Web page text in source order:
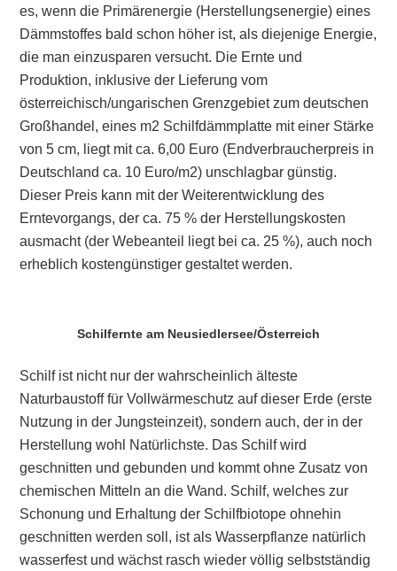
es, wenn die Primärenergie (Herstellungsenergie) eines
Dämmstoffes bald schon höher ist, als diejenige Energie,
die man einzusparen versucht. Die Ernte und
Produktion, inklusive der Lieferung vom
österreichisch/ungarischen Grenzgebiet zum deutschen
Großhandel, eines m2 Schilfdämmplatte mit einer Stärke
von 5 cm, liegt mit ca. 6,00 Euro (Endverbraucherpreis in
Deutschland ca. 10 Euro/m2) unschlagbar günstig.
Dieser Preis kann mit der Weiterentwicklung des
Erntevorgangs, der ca. 75 % der Herstellungskosten
ausmacht (der Webeanteil liegt bei ca. 25 %), auch noch
erheblich kostengünstiger gestaltet werden.
Schilfernte am Neusiedlersee/Österreich
Schilf ist nicht nur der wahrscheinlich älteste
Naturbaustoff für Vollwärmeschutz auf dieser Erde (erste
Nutzung in der Jungsteinzeit), sondern auch, der in der
Herstellung wohl Natürlichste. Das Schilf wird
geschnitten und gebunden und kommt ohne Zusatz von
chemischen Mitteln an die Wand. Schilf, welches zur
Schonung und Erhaltung der Schilfbiotope ohnehin
geschnitten werden soll, ist als Wasserpflanze natürlich
wasserfest und wächst rasch wieder völlig selbstständig